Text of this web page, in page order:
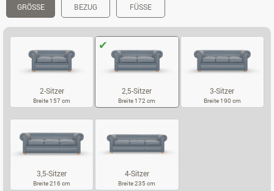
GRÖSSE BEZUG FÜSSE
2-Sitzer
Breite 157 cm
2,5-Sitzer
Breite 172 cm
3-Sitzer
Breite 190 cm
3,5-Sitzer
Breite 216 cm
4-Sitzer
Breite 235 cm